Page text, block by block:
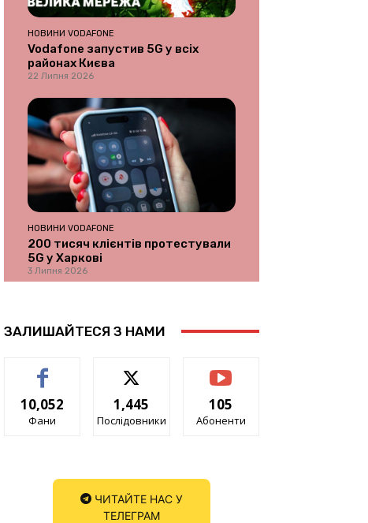
НОВИНИ VODAFONE
Vodafone запустив 5G у всіх
районах Києва
22 Липня 2026
НОВИНИ VODAFONE
200 тисяч клієнтів протестували
5G у Харкові
3 Липня 2026
ЗАЛИШАЙТЕСЯ З НАМИ
10,052
Фани
1,445
Послідовники
105
Абоненти
ЧИТАЙТЕ НАС У
ТЕЛЕГРАМ